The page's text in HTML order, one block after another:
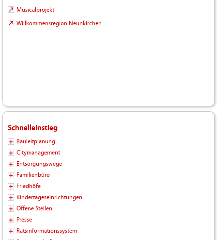
Musicalprojekt
Willkommensregion Neunkirchen
Schnelleinstieg
Bauleitplanung
Citymanagement
Entsorgungswege
Familienbüro
Friedhöfe
Kindertageseinrichtungen
Offene Stellen
Presse
Ratsinformationssystem